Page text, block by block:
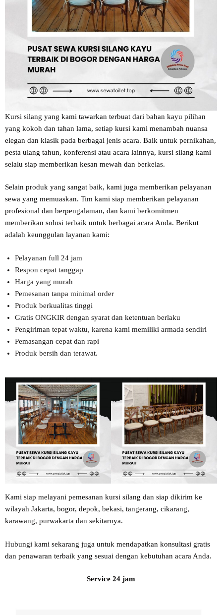
Kursi silang yang kami tawarkan terbuat dari bahan kayu pilihan
yang kokoh dan tahan lama, setiap kursi kami menambah nuansa
elegan dan klasik pada berbagai jenis acara. Baik untuk pernikahan,
pesta ulang tahun, konferensi atau acara lainnya, kursi silang kami
selalu siap memberikan kesan mewah dan berkelas.
Selain produk yang sangat baik, kami juga memberikan pelayanan
sewa yang memuaskan. Tim kami siap memberikan pelayanan
profesional dan berpengalaman, dan kami berkomitmen
memberikan solusi terbaik untuk berbagai acara Anda. Berikut
adalah keunggulan layanan kami:
Pelayanan full 24 jam
Respon cepat tanggap
Harga yang murah
Pemesanan tanpa minimal order
Produk berkualitas tinggi
Gratis ONGKIR dengan syarat dan ketentuan berlaku
Pengiriman tepat waktu, karena kami memiliki armada sendiri
Pemasangan cepat dan rapi
Produk bersih dan terawat.
Kami siap melayani pemesanan kursi silang dan siap dikirim ke
wilayah Jakarta, bogor, depok, bekasi, tangerang, cikarang,
karawang, purwakarta dan sekitarnya.
Hubungi kami sekarang juga untuk mendapatkan konsultasi gratis
dan penawaran terbaik yang sesuai dengan kebutuhan acara Anda.
Service 24 jam